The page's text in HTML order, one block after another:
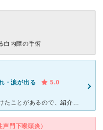
白内障の手術
・涙が出る
5.0
私は以前こちらで白内障の手術を受けたことがあるので、紹介状無しでも気軽に診て下さいました。 医師は穏やかな話し方で、丁寧に説明して下さいました。 看護師さんも言葉がけが良くて、安心して通院する
門下喉頭炎）